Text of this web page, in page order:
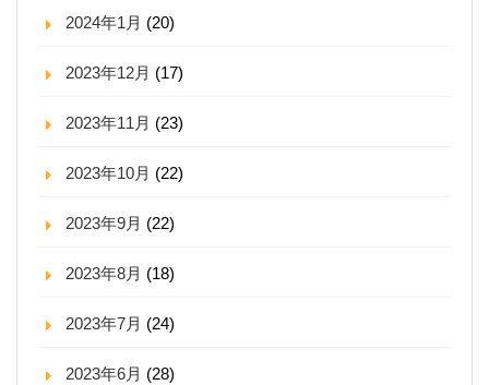
2024年1月 (20)
2023年12月 (17)
2023年11月 (23)
2023年10月 (22)
2023年9月 (22)
2023年8月 (18)
2023年7月 (24)
2023年6月 (28)